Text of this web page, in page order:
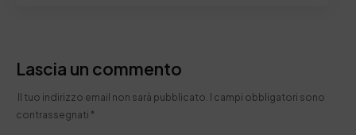
Lascia un commento
Il tuo indirizzo email non sarà pubblicato. I campi obbligatori sono
contrassegnati *